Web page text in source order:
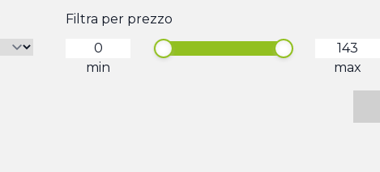
Filtra per prezzo
min max